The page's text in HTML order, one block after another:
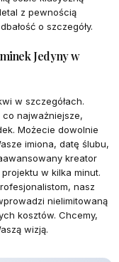
z pewnością
o szczegóły.
Jedyny w
w szczegółach.
co najważniejsze,
Możecie dowolnie
imiona, datę ślubu,
kreator
w kilka minut.
nasz
nielimitowaną
kosztów. Chcemy,
wizją.